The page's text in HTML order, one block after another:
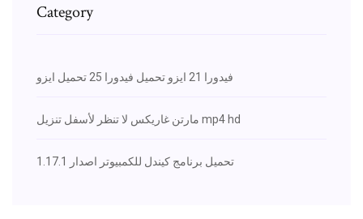
Category
فيدورا 21 ايزو تحميل فيدورا 25 تحميل ايزو
مارتن غاريكس لا تنظر لأسفل تنزيل mp4 hd
تحميل برنامج كيندل للكمبيوتر اصدار 1.17.1